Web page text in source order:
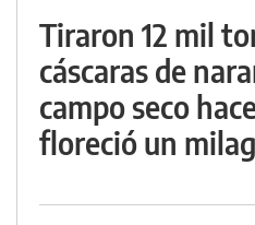
Tiraron 12 mil
cáscaras de
campo seco
floreció un